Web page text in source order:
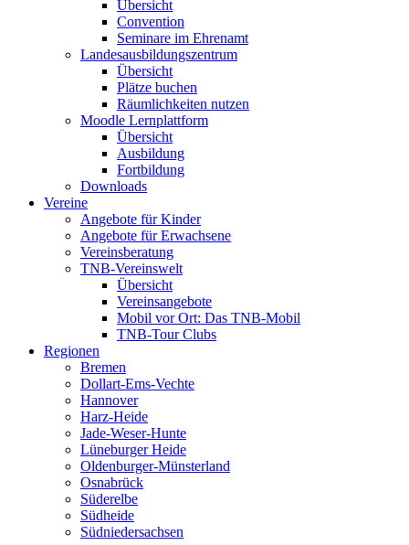
Übersicht
Convention
Seminare im Ehrenamt
Landesausbildungszentrum
Übersicht
Plätze buchen
Räumlichkeiten nutzen
Moodle Lernplattform
Übersicht
Ausbildung
Fortbildung
Downloads
Vereine
Angebote für Kinder
Angebote für Erwachsene
Vereinsberatung
TNB-Vereinswelt
Übersicht
Vereinsangebote
Mobil vor Ort: Das TNB-Mobil
TNB-Tour Clubs
Regionen
Bremen
Dollart-Ems-Vechte
Hannover
Harz-Heide
Jade-Weser-Hunte
Lüneburger Heide
Oldenburger-Münsterland
Osnabrück
Süderelbe
Südheide
Südniedersachsen